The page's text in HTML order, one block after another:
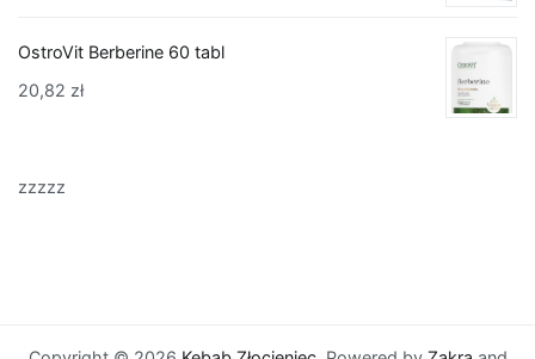
OstroVit Berberine 60 tabl
20,82 zł
zzzzz